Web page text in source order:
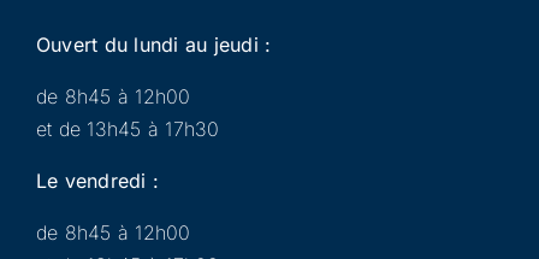
Ouvert du lundi au jeudi :
de 8h45 à 12h00
et de 13h45 à 17h30
Le vendredi :
de 8h45 à 12h00